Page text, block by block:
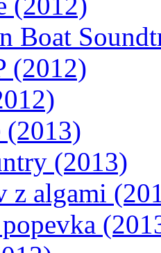
Boat
(2012)
(2013)
(2013)
z algami